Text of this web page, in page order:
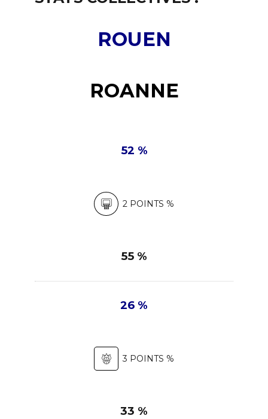
5
6
7
8
5
6
7
8
5
6
7
8
5
6
7
8
ROUEN
ROANNE
52 %
2 POINTS %
55 %
26 %
3 POINTS %
33 %